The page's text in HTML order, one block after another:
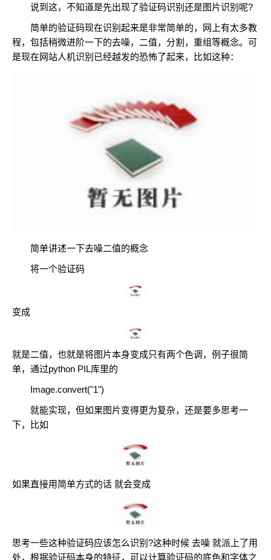
说到这，不知道是先出现了验证码识别还是图片识别呢?
简单的验证码现在识别起来是非常简单的，网上有太多教
程，包括稍微进阶一下的去噪，二值，分割，重组等概念。可
是现在网站人机识别已经越发的恐怖了起来，比如这种：
简单讲述一下去噪二值的概念
将一个验证码
变成
就是二值，也就是将图片本身变成只有两个色调，例子很简
单，通过python PIL库里的
Image.convert("1")
就能实现，但如果图片变得更为复杂，还是要多思考一
下，比如
如果直接用简单方式的话 就会变成
思考一些这种验证码应该怎么识别?这种时候 去噪 就派上了用
处，根据验证码本身的特征，可以计算验证码的底色和字体之